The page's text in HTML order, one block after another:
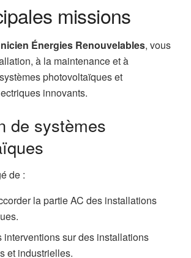
missions
Énergies Renouvelables, vous
à la maintenance et à
photovoltaïques et
innovants.
de systèmes
de :
la partie AC des installations
interventions sur des installations
et industrielles.